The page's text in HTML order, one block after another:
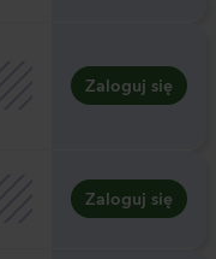
Zaloguj się
Zaloguj się